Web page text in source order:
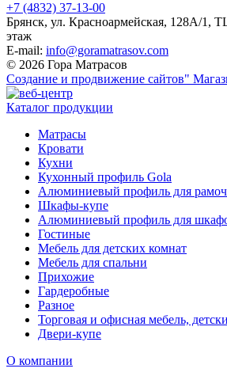
+7 (4832) 37-13-00
Брянск, ул. Красноармейская, 128А/1,
этаж
E-mail: info@goramatrasov.com
© 2026 Гора Матрасов
Создание и продвижение сайтов"
Каталог продукции
Матрасы
Кровати
Кухни
Кухонный профиль Gola
Алюминиевый профиль для
Шкафы-купе
Алюминиевый профиль для
Гостиные
Мебель для детских комнат
Мебель для спальни
Прихожие
Гардеробные
Разное
Торговая и офисная мебель,
Двери-купе
О компании